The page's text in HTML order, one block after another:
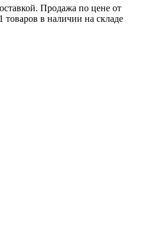
Продажа по цене от
товаров в наличии на складе